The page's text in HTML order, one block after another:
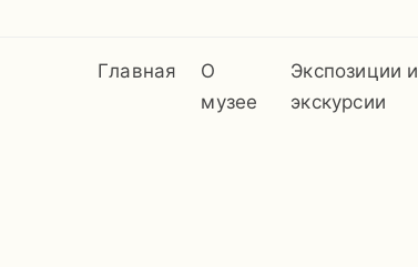
Главная
О
музее
Экспозиции и
экскурсии